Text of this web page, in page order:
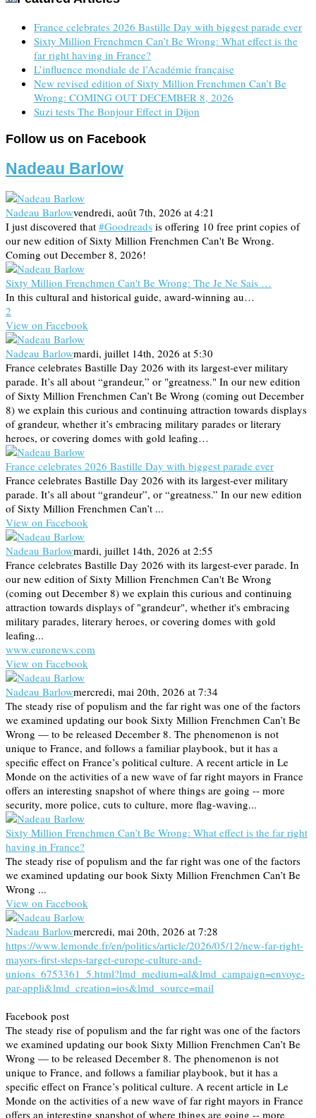
France celebrates 2026 Bastille Day with biggest parade ever
Sixty Million Frenchmen Can’t Be Wrong: What effect is the
far right having in France?
L’influence mondiale de l’Académie française
New revised edition of Sixty Million Frenchmen Can’t Be
Wrong: COMING OUT DECEMBER 8, 2026
Suzi tests The Bonjour Effect in Dijon
Follow us on Facebook
Nadeau Barlow
Nadeau Barlowvendredi, août 7th, 2026 at 4:21
I just discovered that #Goodreads is offering 10 free print copies of
our new edition of Sixty Million Frenchmen Can't Be Wrong.
Coming out December 8, 2026!
Sixty Million Frenchmen Can't Be Wrong: The Je Ne Sais …
In this cultural and historical guide, award-winning au…
2
View on Facebook
Nadeau Barlowmardi, juillet 14th, 2026 at 5:30
France celebrates Bastille Day 2026 with its largest-ever military
parade. It’s all about “grandeur,” or "greatness." In our new edition
of Sixty Million Frenchmen Can’t Be Wrong (coming out December
8) we explain this curious and continuing attraction towards displays
of grandeur, whether it’s embracing military parades or literary
heroes, or covering domes with gold leafing…
France celebrates 2026 Bastille Day with biggest parade ever
France celebrates Bastille Day 2026 with its largest-ever military
parade. It’s all about “grandeur”, or “greatness.” In our new edition
of Sixty Million Frenchmen Can’t ...
View on Facebook
Nadeau Barlowmardi, juillet 14th, 2026 at 2:55
France celebrates Bastille Day 2026 with its largest-ever parade. In
our new edition of Sixty Million Frenchmen Can't Be Wrong
(coming out December 8) we explain this curious and continuing
attraction towards displays of "grandeur", whether it's embracing
military parades, literary heroes, or covering domes with gold
leafing...
www.euronews.com
View on Facebook
Nadeau Barlowmercredi, mai 20th, 2026 at 7:34
The steady rise of populism and the far right was one of the factors
we examined updating our book Sixty Million Frenchmen Can’t Be
Wrong — to be released December 8. The phenomenon is not
unique to France, and follows a familiar playbook, but it has a
specific effect on France’s political culture. A recent article in Le
Monde on the activities of a new wave of far right mayors in France
offers an interesting snapshot of where things are going -- more
security, more police, cuts to culture, more flag-waving...
Sixty Million Frenchmen Can’t Be Wrong: What effect is the far right
having in France?
The steady rise of populism and the far right was one of the factors
we examined updating our book Sixty Million Frenchmen Can’t Be
Wrong ...
View on Facebook
Nadeau Barlowmercredi, mai 20th, 2026 at 7:28
https://www.lemonde.fr/en/politics/article/2026/05/12/new-far-right-
mayors-first-steps-target-europe-culture-and-
unions_6753361_5.html?lmd_medium=al&lmd_campaign=envoye-
par-appli&lmd_creation=ios&lmd_source=mail
Facebook post
The steady rise of populism and the far right was one of the factors
we examined updating our book Sixty Million Frenchmen Can’t Be
Wrong — to be released December 8. The phenomenon is not
unique to France, and follows a familiar playbook, but it has a
specific effect on France’s political culture. A recent article in Le
Monde on the activities of a new wave of far right mayors in France
offers an interesting snapshot of where things are going -- more